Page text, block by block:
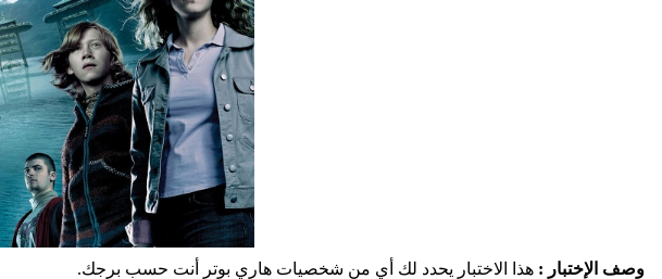
وصف الإختبار :هذا الاختبار يحدد لك أي من شخصيات هاري بوتر أنت حسب برجك.